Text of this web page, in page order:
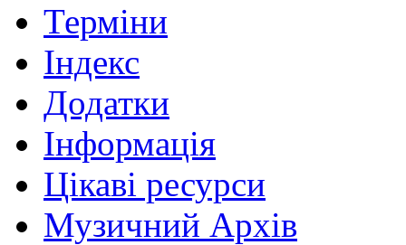
Терміни
Індекс
Додатки
Інформація
Цікаві ресурси
Музичний Архів